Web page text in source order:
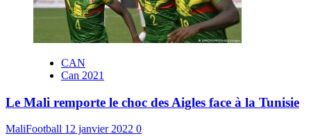
CAN
Can 2021
Le Mali remporte le choc des Aigles face à la Tunisie
MaliFootball 12 janvier 2022 0